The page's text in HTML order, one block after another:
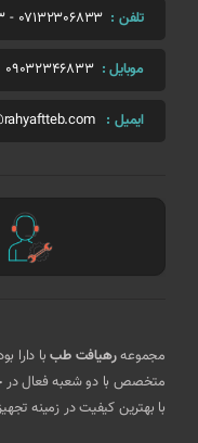
تلفن : 07132306833
-
موبایل : 09032346833
ایمیل :
مجموعهرهیافت طب
متخصص با دو شعبه فعال در
با بهترین کیفیت در زمینه